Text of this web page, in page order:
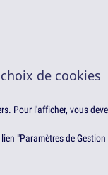
de cookies
Pour l'afficher, vous
"Paramètres de